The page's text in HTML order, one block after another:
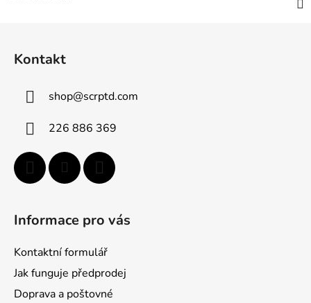
Kontakt
shop@scrptd.com
226 886 369
Informace pro vás
Kontaktní formulář
Jak funguje předprodej
Doprava a poštovné